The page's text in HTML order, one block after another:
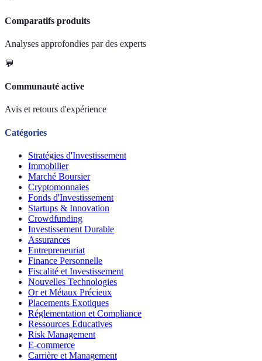
Comparatifs produits
Analyses approfondies par des experts
💬
Communauté active
Avis et retours d'expérience
Catégories
Stratégies d'Investissement
Immobilier
Marché Boursier
Cryptomonnaies
Fonds d'Investissement
Startups & Innovation
Crowdfunding
Investissement Durable
Assurances
Entrepreneuriat
Finance Personnelle
Fiscalité et Investissement
Nouvelles Technologies
Or et Métaux Précieux
Placements Exotiques
Réglementation et Compliance
Ressources Educatives
Risk Management
E-commerce
Carrière et Management